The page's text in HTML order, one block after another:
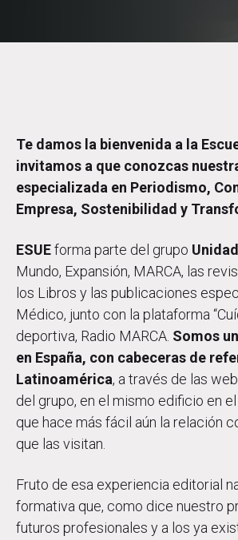
Te damos la bienvenida a la
invitamos a que conozcas
especializada en Periodismo,
Empresa, Sostenibilidad y
ESUEforma parte del grupo
Mundo, Expansión, MARCA, las
los Libros y las publicaciones
Médico, junto con la plataforma
deportiva, Radio MARCA. Somos
en España, con cabeceras de
Latinoamérica, a través de las
del grupo, en el mismo edificio en
que hace más fácil aún la relación
que las visitan.
Fruto de esa experiencia editorial
formativa que, como dice nuestro
futuros profesionales y a los ya